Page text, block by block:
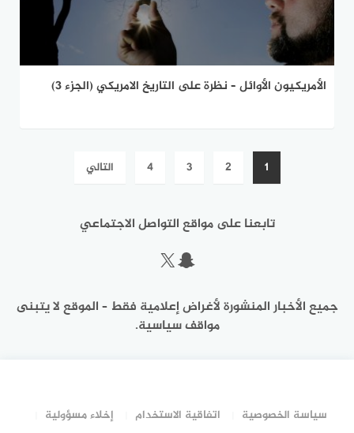
الأمريكيون الأوائل – نظرة على التاريخ الامريكي (الجزء 3)
1
2
3
4 التالي
تابعنا على مواقع التواصل الاجتماعي
سناب شات
إكس
جميع الأخبار المنشورة لأغراض إعلامية فقط – الموقع لا يتبنى
مواقف سياسية.
سياسة الخصوصية اتفاقية الاستخدام
إخلاء مسؤولية